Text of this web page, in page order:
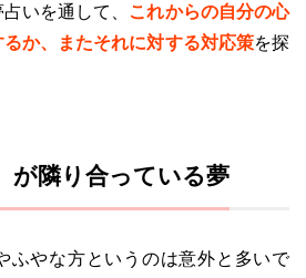
いを通して、 これからの自分の心
か、またそれに対する対応策を探
が隣り合っている夢
ふやな方というのは意外と多いで